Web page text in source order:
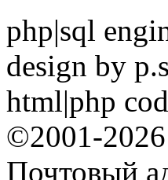
php|sql
design by
html|php
©2001-
Почтовый